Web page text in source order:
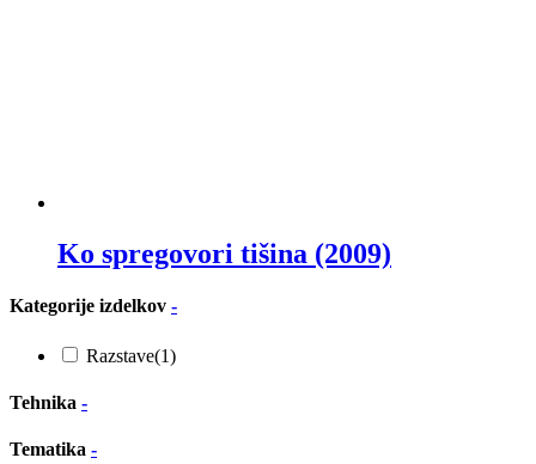
Ko spregovori tišina (2009)
Kategorije izdelkov -
Razstave(1)
Tehnika -
Tematika -